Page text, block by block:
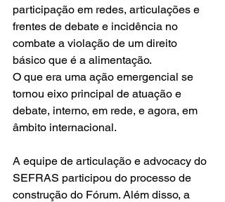
participação em redes, articulações e
frentes de debate e incidência no
combate a violação de um direito
básico que é a alimentação.
O que era uma ação emergencial se
tornou eixo principal de atuação e
debate, interno, em rede, e agora, em
âmbito internacional.
A equipe de articulação e advocacy do
SEFRAS participou do processo de
construção do Fórum. Além disso, a